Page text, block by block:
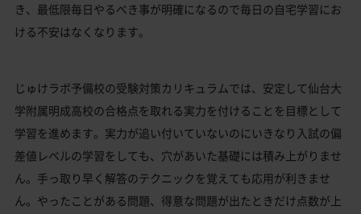
き、最低限毎日やるべき事が明確になるので毎日の自宅学習にお
ける不安はなくなります。
じゅけラボ予備校の受験対策カリキュラムでは、安定して仙台大
学附属明成高校の合格点を取れる実力を付けることを目標として
学習を進めます。実力が追い付いていないのにいきなり入試の偏
差値レベルの学習をしても、穴があいた基礎には積み上がりませ
ん。手っ取り早く解答のテクニックを覚えても応用が利きませ
ん。やったことがある問題、得意な問題が出たときだけ点数が上